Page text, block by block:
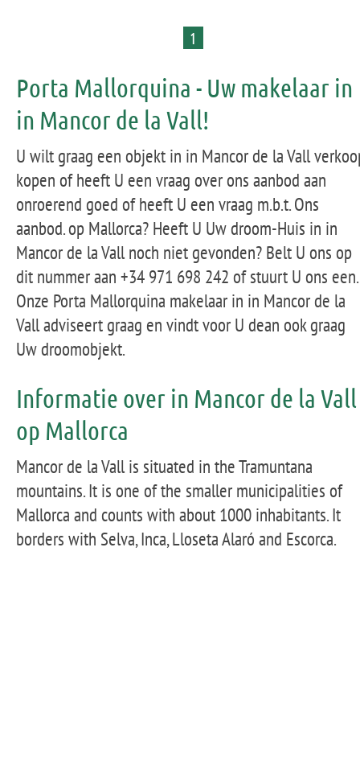
1
Porta Mallorquina - Uw makelaar in
in Mancor de la Vall!
U wilt graag een objekt in in Mancor de la Vall
kopen of heeft U een vraag over ons aanbod aan
onroerend goed of heeft U een vraag m.b.t. Ons
aanbod. op Mallorca? Heeft U Uw droom-Huis in in
Mancor de la Vall noch niet gevonden? Belt U ons op
dit nummer aan +34 971 698 242 of stuurt U ons een.
Onze Porta Mallorquina makelaar in in Mancor de la
Vall adviseert graag en vindt voor U dean ook graag
Uw droomobjekt.
Informatie over in Mancor de la Vall
op Mallorca
Mancor de la Vall is situated in the Tramuntana
mountains. It is one of the smaller municipalities of
Mallorca and counts with about 1000 inhabitants. It
borders with Selva, Inca, Lloseta Alaró and Escorca.